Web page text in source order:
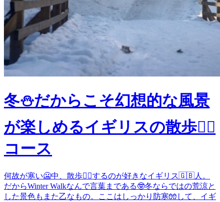
冬⛄️だからこそ幻想的な風景
が楽しめるイギリスの散歩🚶‍♀️
コース
何故が寒い🥶中、散歩🚶‍♀️するのが好きなイギリス🇬🇧人。
だからWinter Walkなんで言葉まである🤓冬ならではの荒涼と
した景色もまた乙なもの。ここはしっかり防寒🧤して、イギ